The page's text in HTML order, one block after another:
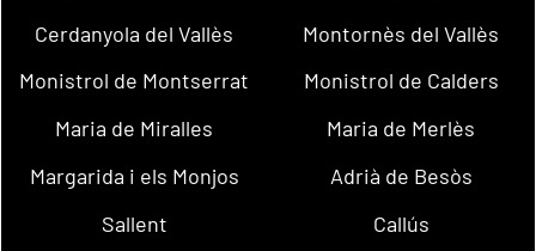
Cerdanyola del Vallès
Montornès del Vallès
Monistrol de Montserrat
Monistrol de Calders
Maria de Miralles
Maria de Merlès
Margarida i els Monjos
Adrià de Besòs
Sallent
Callús